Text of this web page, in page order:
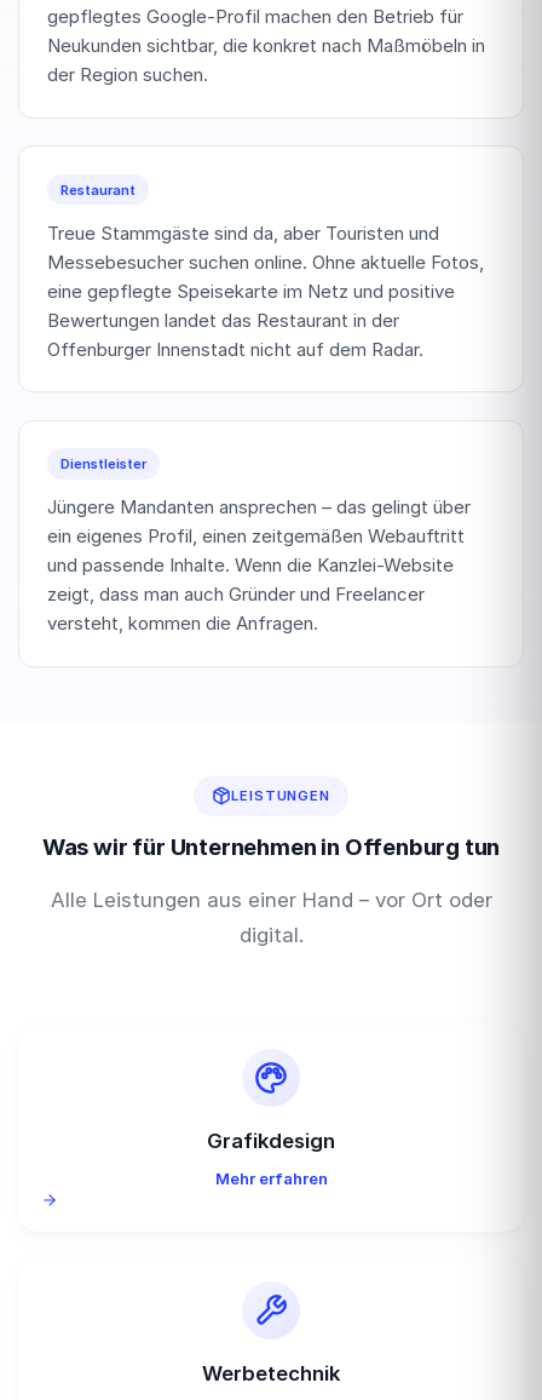
gepflegtes Google-Profil machen den Betrieb für
Neukunden sichtbar, die konkret nach Maßmöbeln in
der Region suchen.
Restaurant
Treue Stammgäste sind da, aber Touristen und
Messebesucher suchen online. Ohne aktuelle Fotos,
eine gepflegte Speisekarte im Netz und positive
Bewertungen landet das Restaurant in der
Offenburger Innenstadt nicht auf dem Radar.
Dienstleister
Jüngere Mandanten ansprechen – das gelingt über
ein eigenes Profil, einen zeitgemäßen Webauftritt
und passende Inhalte. Wenn die Kanzlei-Website
zeigt, dass man auch Gründer und Freelancer
versteht, kommen die Anfragen.
LEISTUNGEN
Was wir für Unternehmen in Offenburg tun
Alle Leistungen aus einer Hand – vor Ort oder
digital.
Grafikdesign
Mehr erfahren
Werbetechnik